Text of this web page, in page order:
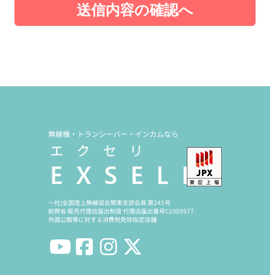
送信内容の確認へ
無線機・トランシーバー・インカムなら
一社)全国陸上無線協会関東支部会員 第245号
総務省 販売代理店届出制度 代理店届出番号C1909977
外国公館等に対する消費税免除指定店舗